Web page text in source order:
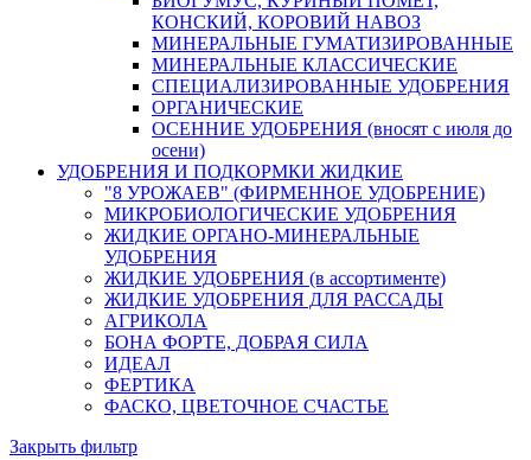
КОНСКИЙ, КОРОВИЙ НАВОЗ
МИНЕРАЛЬНЫЕ ГУМАТИЗИРОВАННЫЕ
МИНЕРАЛЬНЫЕ КЛАССИЧЕСКИЕ
СПЕЦИАЛИЗИРОВАННЫЕ УДОБРЕНИЯ
ОРГАНИЧЕСКИЕ
ОСЕННИЕ УДОБРЕНИЯ (вносят с июля до
осени)
УДОБРЕНИЯ И ПОДКОРМКИ ЖИДКИЕ
"8 УРОЖАЕВ" (ФИРМЕННОЕ УДОБРЕНИЕ)
МИКРОБИОЛОГИЧЕСКИЕ УДОБРЕНИЯ
ЖИДКИЕ ОРГАНО-МИНЕРАЛЬНЫЕ
УДОБРЕНИЯ
ЖИДКИЕ УДОБРЕНИЯ (в ассортименте)
ЖИДКИЕ УДОБРЕНИЯ ДЛЯ РАССАДЫ
АГРИКОЛА
БОНА ФОРТЕ, ДОБРАЯ СИЛА
ИДЕАЛ
ФЕРТИКА
ФАСКО, ЦВЕТОЧНОЕ СЧАСТЬЕ
Закрыть фильтр